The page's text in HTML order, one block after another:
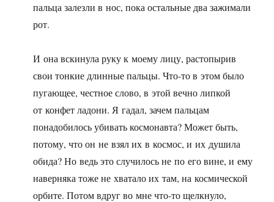
пальца залезли в нос, пока остальные два зажимали
рот.
И она вскинула руку к моему лицу, растопырив
свои тонкие длинные пальцы. Что-то в этом было
пугающее, честное слово, в этой вечно липкой
от конфет ладони. Я гадал, зачем пальцам
понадобилось убивать космонавта? Может быть,
потому, что он не взял их в космос, и их душила
обида? Но ведь это случилось не по его вине, и ему
наверняка тоже не хватало их там, на космической
орбите. Потом вдруг во мне что-то щелкнуло,